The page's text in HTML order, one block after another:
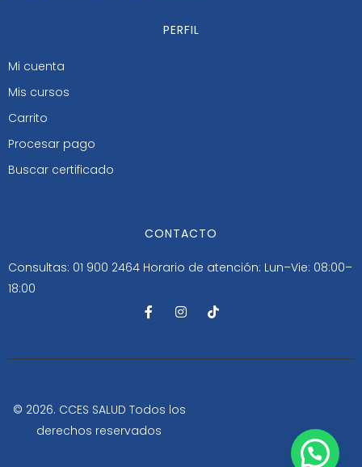
PERFIL
Mi cuenta
Mis cursos
Carrito
Procesar pago
Buscar certificado
CONTACTO
Consultas: 01 900 2464 Horario de atención: Lun–Vie: 08:00–
18:00
F
a
b
-
I
n
a
m
T
i
o
© 2026. CCES SALUD Todos los
derechos reservados